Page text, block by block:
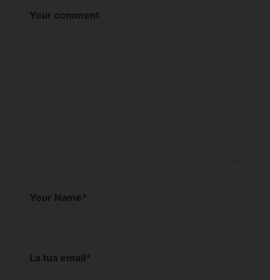
Your comment
Your Name*
La tua email*